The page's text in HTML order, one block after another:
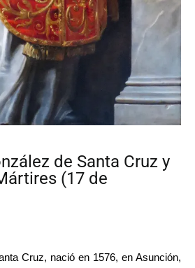
de Santa Cruz y
(17 de
Cruz, nació en 1576, en Asunción,